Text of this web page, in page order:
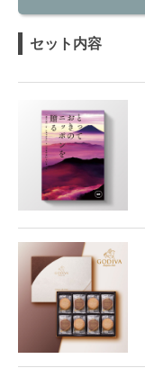
セット内容